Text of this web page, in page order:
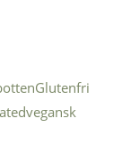
Glutenfri
vegansk